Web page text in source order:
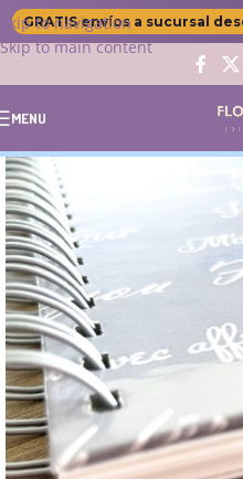
Skip to navigation
Skip to main content
GRATIS envíos a sucursal
MENU